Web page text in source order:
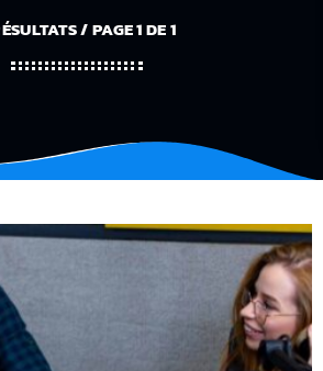
/ PAGE 1 DE 1